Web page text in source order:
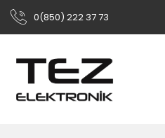
0(850) 222 37 73